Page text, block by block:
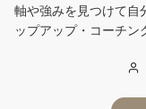
軸や強みを見つけて自
ップアップ・コーチン